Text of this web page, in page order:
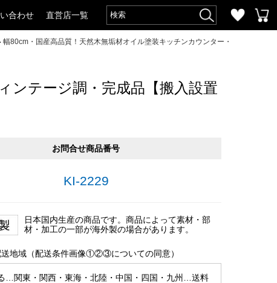
合わせ 直営店一覧
幅80cm・国産高品質！天然木無垢材オイル塗装キッチンカウンター・
ンテージ調・完成品【搬入設置
お問合せ商品番号
KI-2229
日本国内生産の商品です。商品によって素材・部
材・加工の一部が海外製の場合があります。
地域（配送条件画像①②③についての同意）
…関東・関西・東海・北陸・中国・四国・九州…送料